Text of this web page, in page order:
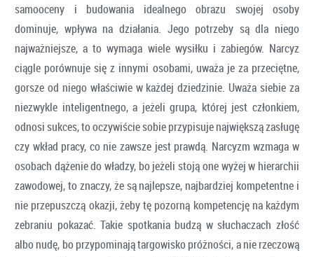
samooceny i budowania idealnego obrazu swojej osoby
dominuje, wpływa na działania. Jego potrzeby są dla niego
najważniejsze, a to wymaga wiele wysiłku i zabiegów. Narcyz
ciągle porównuje się z innymi osobami, uważa je za przeciętne,
gorsze od niego właściwie w każdej dziedzinie. Uważa siebie za
niezwykle inteligentnego, a jeżeli grupa, której jest członkiem,
odnosi sukces, to oczywiście sobie przypisuje największą zasługę
czy wkład pracy, co nie zawsze jest prawdą. Narcyzm wzmaga w
osobach dążenie do władzy, bo jeżeli stoją one wyżej w hierarchii
zawodowej, to znaczy, że są najlepsze, najbardziej kompetentne i
nie przepuszczą okazji, żeby tę pozorną kompetencję na każdym
zebraniu pokazać. Takie spotkania budzą w słuchaczach złość
albo nudę, bo przypominają targowisko próżności, a nie rzeczową